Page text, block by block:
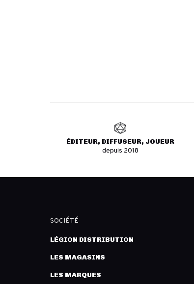
ÉDITEUR, DIFFUSEUR, JOUEUR
depuis 2018
SOCIÉTÉ
LÉGION DISTRIBUTION
LES MAGASINS
LES MARQUES